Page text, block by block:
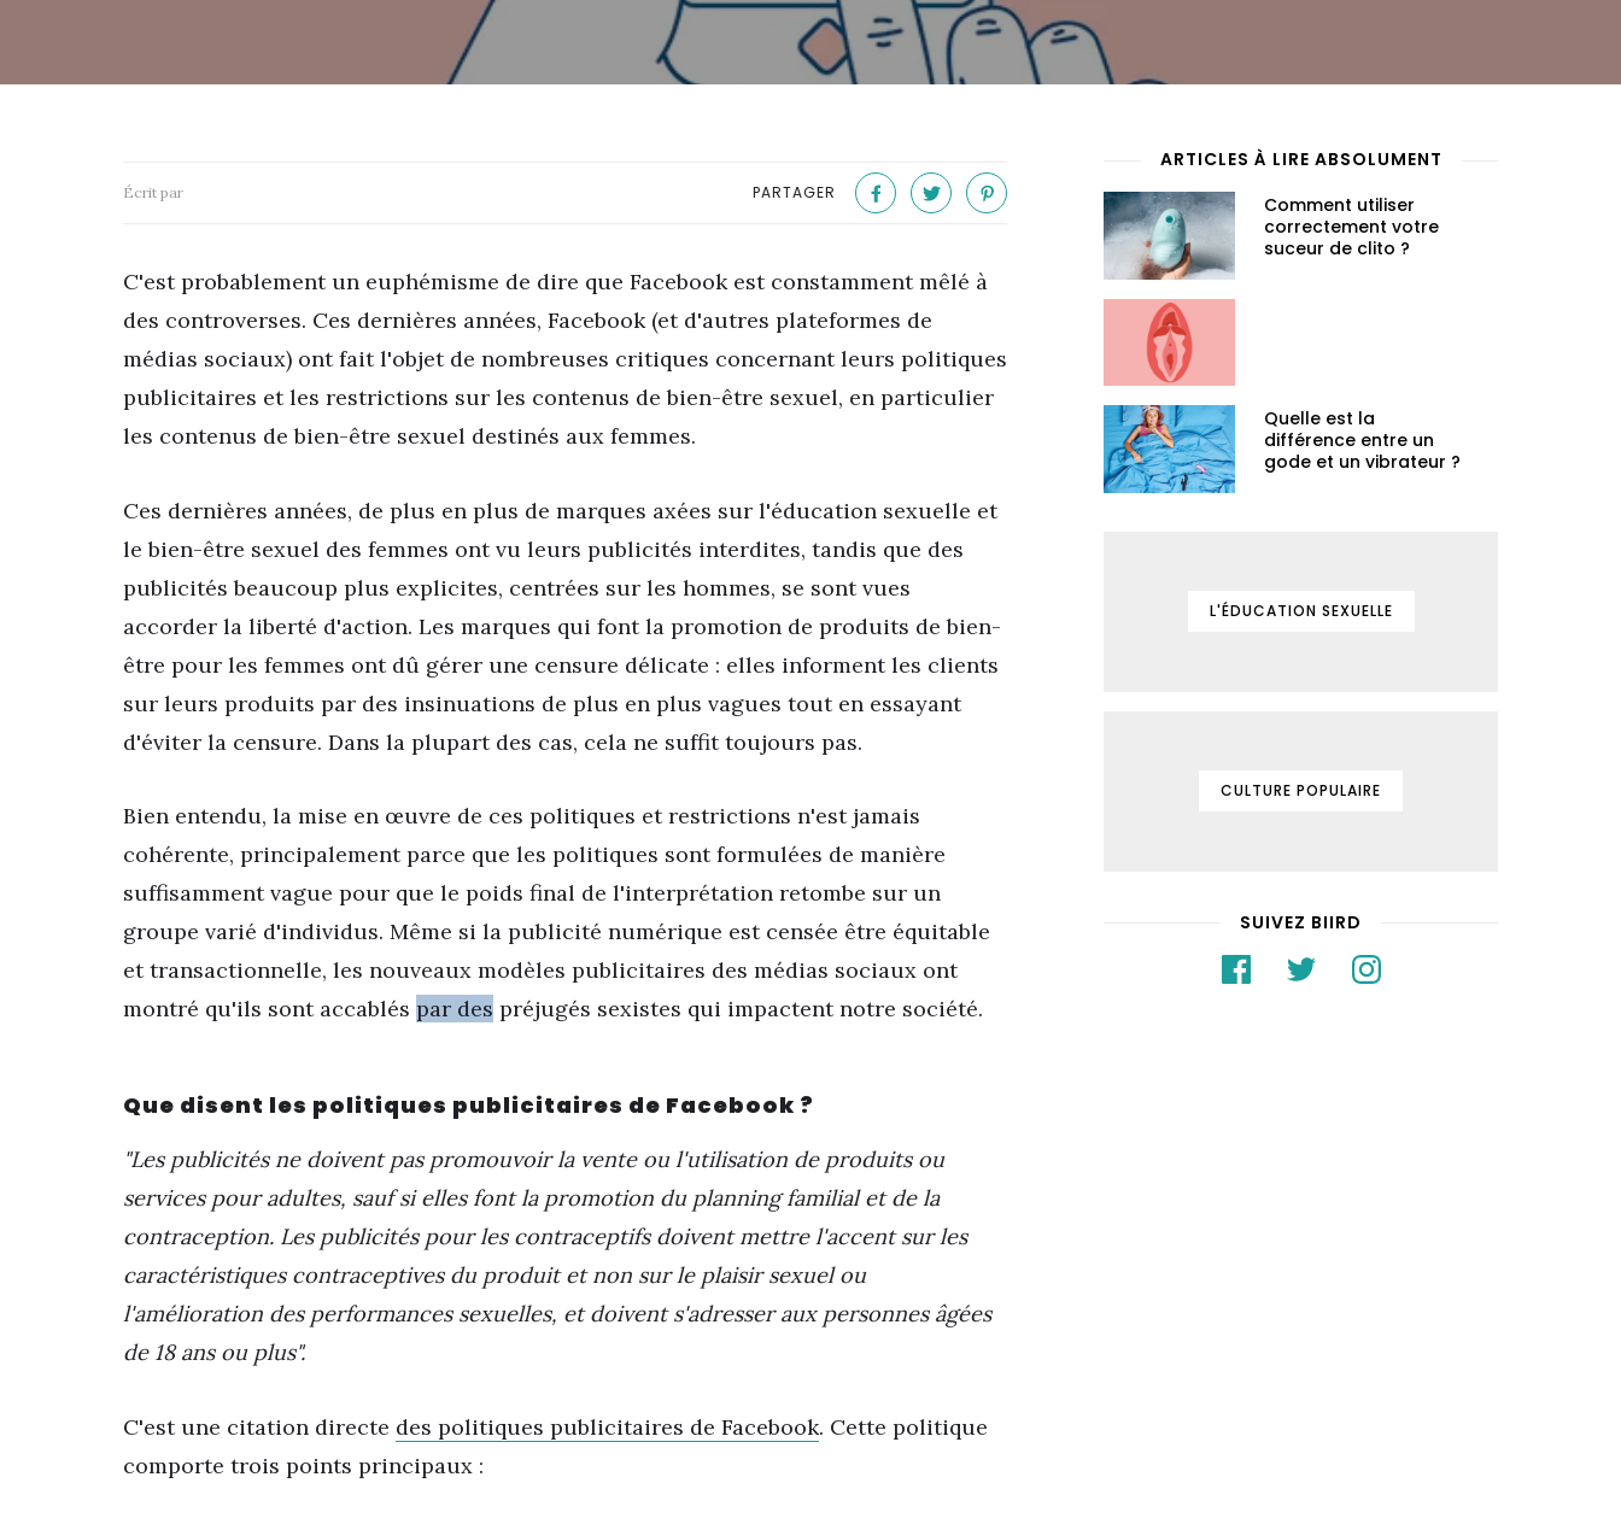
Écrit par PARTAGER
C'est probablement un euphémisme de dire que Facebook est constamment mêlé à
des controverses. Ces dernières années, Facebook (et d'autres plateformes de
médias sociaux) ont fait l'objet de nombreuses critiques concernant leurs politiques
publicitaires et les restrictions sur les contenus de bien-être sexuel, en particulier
les contenus de bien-être sexuel destinés aux femmes.
Ces dernières années, de plus en plus de marques axées sur l'éducation sexuelle et
le bien-être sexuel des femmes ont vu leurs publicités interdites, tandis que des
publicités beaucoup plus explicites, centrées sur les hommes, se sont vues
accorder la liberté d'action. Les marques qui font la promotion de produits de bien-
être pour les femmes ont dû gérer une censure délicate : elles informent les clients
sur leurs produits par des insinuations de plus en plus vagues tout en essayant
d'éviter la censure. Dans la plupart des cas, cela ne suffit toujours pas.
Bien entendu, la mise en œuvre de ces politiques et restrictions n'est jamais
cohérente, principalement parce que les politiques sont formulées de manière
suffisamment vague pour que le poids final de l'interprétation retombe sur un
groupe varié d'individus. Même si la publicité numérique est censée être équitable
et transactionnelle, les nouveaux modèles publicitaires des médias sociaux ont
montré qu'ils sont accablés par des préjugés sexistes qui impactent notre société.
Que disent les politiques publicitaires de Facebook ?
"Les publicités ne doivent pas promouvoir la vente ou l'utilisation de produits ou
services pour adultes, sauf si elles font la promotion du planning familial et de la
contraception. Les publicités pour les contraceptifs doivent mettre l'accent sur les
caractéristiques contraceptives du produit et non sur le plaisir sexuel ou
l'amélioration des performances sexuelles, et doivent s'adresser aux personnes âgées
de 18 ans ou plus".
C'est une citation directe des politiques publicitaires de Facebook. Cette politique
comporte trois points principaux :
ARTICLES À LIRE ABSOLUMENT
Comment utiliser
correctement votre
suceur de clito ?
Quelle est la
différence entre un
gode et un vibrateur ?
L'ÉDUCATION SEXUELLE
CULTURE POPULAIRE
SUIVEZ BIIRD